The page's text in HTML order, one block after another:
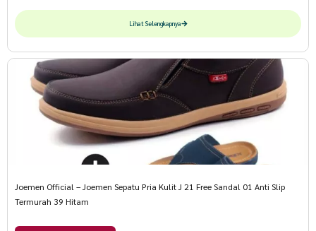
Lihat Selengkapnya
Joemen Official – Joemen Sepatu Pria Kulit J 21 Free Sandal 01 Anti Slip
Termurah 39 Hitam